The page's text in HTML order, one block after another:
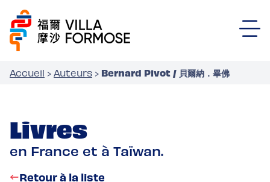
Accueil › Auteurs › Bernard Pivot / 貝爾納．畢佛
Livres
en France et à Taïwan.
Retour à la liste